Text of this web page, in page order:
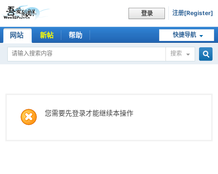
登录 注册[Register]
快捷导航
网站 新帖 帮助
搜索
您需要先登录才能继续本操作